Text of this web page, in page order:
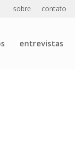
sobre contato
entrevistas